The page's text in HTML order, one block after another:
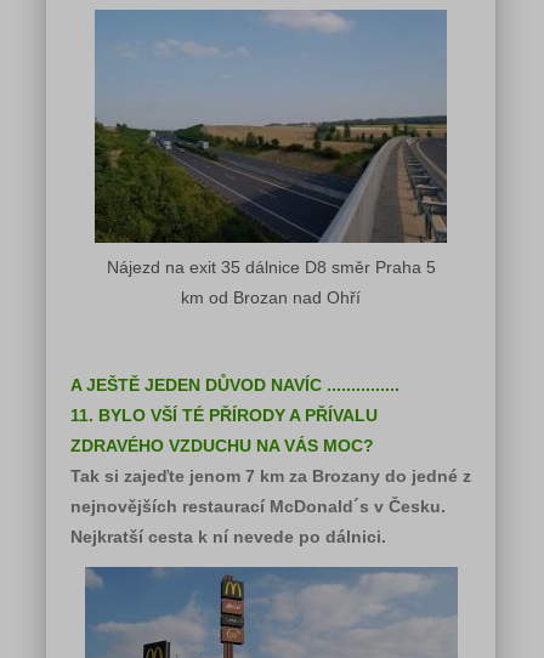
Nájezd na exit 35 dálnice D8 směr Praha 5
km od Brozan nad Ohří
A JEŠTĚ JEDEN DŮVOD NAVÍC ...............
11. BYLO VŠÍ TÉ PŘÍRODY A PŘÍVALU
ZDRAVÉHO VZDUCHU NA VÁS MOC?
Tak si zajeďte jenom 7 km za Brozany do jedné z
nejnovějších restaurací McDonald´s v Česku.
Nejkratší cesta k ní nevede po dálnici.